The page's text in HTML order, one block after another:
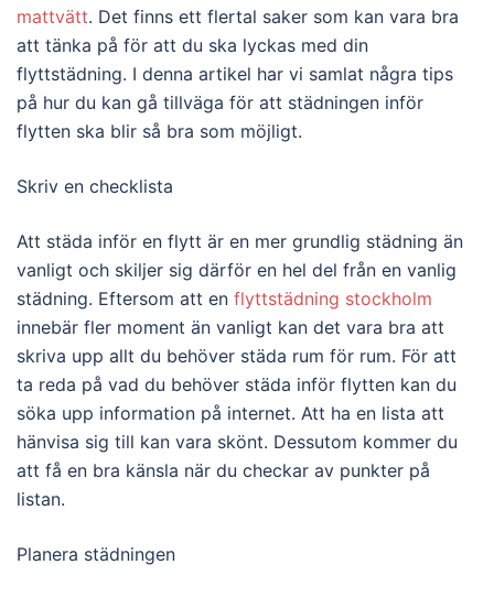
mattvätt. Det finns ett flertal saker som kan vara bra
att tänka på för att du ska lyckas med din
flyttstädning. I denna artikel har vi samlat några tips
på hur du kan gå tillväga för att städningen inför
flytten ska blir så bra som möjligt.
Skriv en checklista
Att städa inför en flytt är en mer grundlig städning än
vanligt och skiljer sig därför en hel del från en vanlig
städning. Eftersom att en flyttstädning stockholm
innebär fler moment än vanligt kan det vara bra att
skriva upp allt du behöver städa rum för rum. För att
ta reda på vad du behöver städa inför flytten kan du
söka upp information på internet. Att ha en lista att
hänvisa sig till kan vara skönt. Dessutom kommer du
att få en bra känsla när du checkar av punkter på
listan.
Planera städningen